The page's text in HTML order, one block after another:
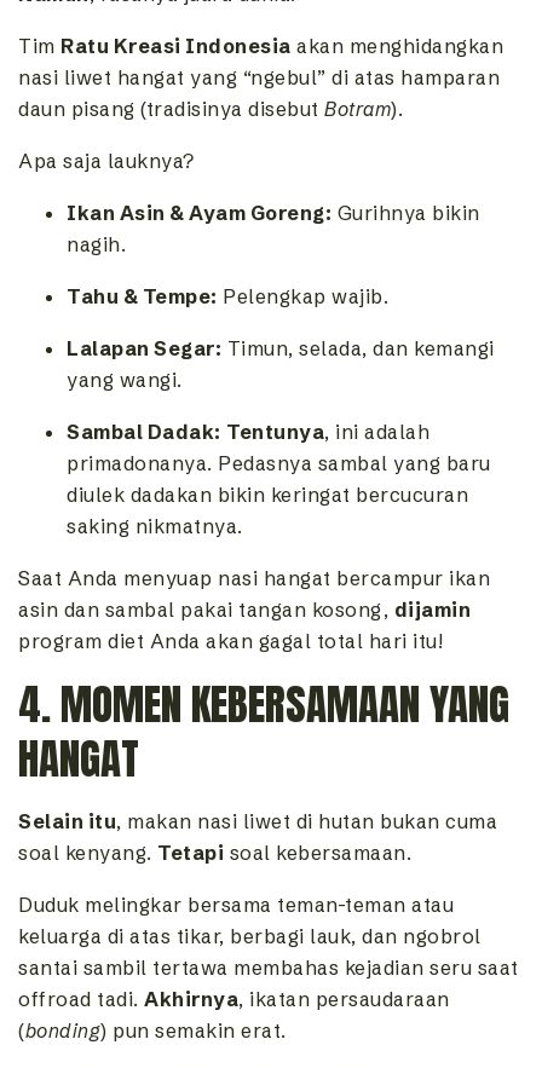
Tim Ratu Kreasi Indonesia akan menghidangkan
nasi liwet hangat yang “ngebul” di atas hamparan
daun pisang (tradisinya disebut Botram).
Apa saja lauknya?
Ikan Asin & Ayam Goreng: Gurihnya bikin
nagih.
Tahu & Tempe: Pelengkap wajib.
Lalapan Segar: Timun, selada, dan kemangi
yang wangi.
Sambal Dadak: Tentunya, ini adalah
primadonanya. Pedasnya sambal yang baru
diulek dadakan bikin keringat bercucuran
saking nikmatnya.
Saat Anda menyuap nasi hangat bercampur ikan
asin dan sambal pakai tangan kosong, dijamin
program diet Anda akan gagal total hari itu!
4. MOMEN KEBERSAMAAN YANG
HANGAT
Selain itu, makan nasi liwet di hutan bukan cuma
soal kenyang. Tetapi soal kebersamaan.
Duduk melingkar bersama teman-teman atau
keluarga di atas tikar, berbagi lauk, dan ngobrol
santai sambil tertawa membahas kejadian seru saat
offroad tadi. Akhirnya, ikatan persaudaraan
(bonding) pun semakin erat.